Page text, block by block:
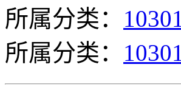
所属分类：
所属分类：